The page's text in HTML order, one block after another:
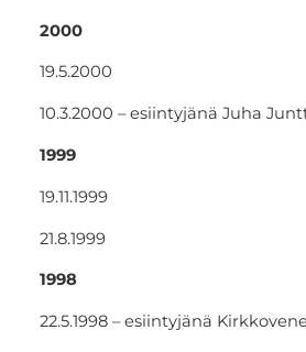
2000
19.5.2000
10.3.2000 – esiintyjänä Juha
1999
19.11.1999
21.8.1999
1998
22.5.1998 – esiintyjänä